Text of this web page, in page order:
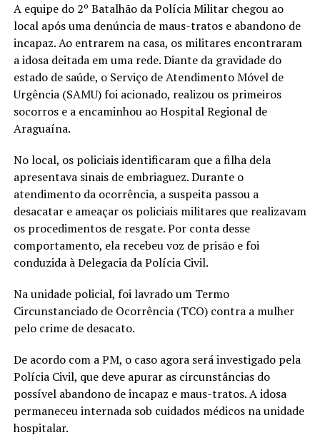
A equipe do 2º Batalhão da Polícia Militar chegou ao
local após uma denúncia de maus-tratos e abandono de
incapaz. Ao entrarem na casa, os militares encontraram
a idosa deitada em uma rede. Diante da gravidade do
estado de saúde, o Serviço de Atendimento Móvel de
Urgência (SAMU) foi acionado, realizou os primeiros
socorros e a encaminhou ao Hospital Regional de
Araguaína.
No local, os policiais identificaram que a filha dela
apresentava sinais de embriaguez. Durante o
atendimento da ocorrência, a suspeita passou a
desacatar e ameaçar os policiais militares que realizavam
os procedimentos de resgate. Por conta desse
comportamento, ela recebeu voz de prisão e foi
conduzida à Delegacia da Polícia Civil.
Na unidade policial, foi lavrado um Termo
Circunstanciado de Ocorrência (TCO) contra a mulher
pelo crime de desacato.
De acordo com a PM, o caso agora será investigado pela
Polícia Civil, que deve apurar as circunstâncias do
possível abandono de incapaz e maus-tratos. A idosa
permaneceu internada sob cuidados médicos na unidade
hospitalar.